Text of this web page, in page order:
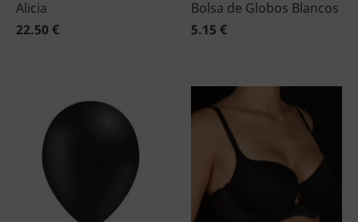
Alicia
22.50 €
Bolsa de Globos Blancos
5.15 €